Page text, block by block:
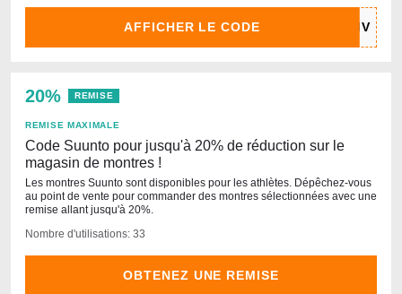
AFFICHER LE CODE
20% REMISE
REMISE MAXIMALE
Code Suunto pour jusqu'à 20% de réduction sur le
magasin de montres !
Les montres Suunto sont disponibles pour les athlètes. Dépêchez-vous
au point de vente pour commander des montres sélectionnées avec une
remise allant jusqu'à 20%.
Nombre d'utilisations: 33
OBTENEZ UNE REMISE